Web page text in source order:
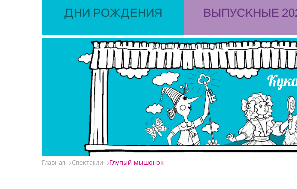
ДНИ РОЖДЕНИЯ ВЫПУСКНЫЕ
Главная Спектакли Глупый мышонок